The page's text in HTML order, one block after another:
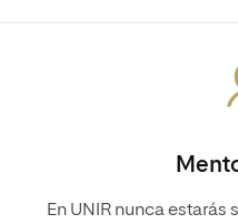
En UNIR nunca estarás